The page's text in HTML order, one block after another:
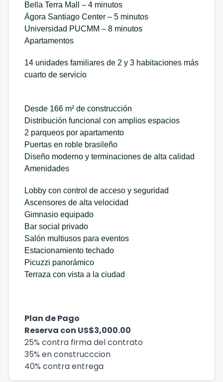
Bella Terra Mall – 4 minutos
Ágora Santiago Center – 5 minutos
Universidad PUCMM – 8 minutos
Apartamentos
14 unidades familiares de 2 y 3 habitaciones más
cuarto de servicio
Desde 166 m² de construcción
Distribución funcional con amplios espacios
2 parqueos por apartamento
Puertas en roble brasileño
Diseño moderno y terminaciones de alta calidad
Amenidades
Lobby con control de acceso y seguridad
Ascensores de alta velocidad
Gimnasio equipado
Bar social privado
Salón multiusos para eventos
Estacionamiento techado
Picuzzi panorámico
Terraza con vista a la ciudad
Plan de Pago
Reserva con US$3,000.00
25% contra firma del contrato
35% en construcccion
40% contra entrega